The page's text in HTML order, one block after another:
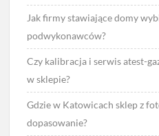
Jak firmy stawiające domy
podwykonawców?
Czy kalibracja i serwis atest-
w sklepie?
Gdzie w Katowicach sklep z
dopasowanie?